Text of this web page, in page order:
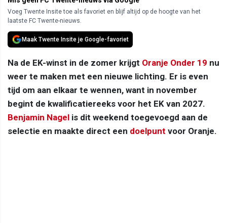
Voeg Twente Insite toe als favoriet en blijf altijd op de hoogte van het
laatste FC Twente-nieuws.
Maak Twente Insite je Google-favoriet
Na de EK-winst in de zomer krijgt Oranje Onder 19 nu
weer te maken met een nieuwe lichting. Er is even
tijd om aan elkaar te wennen, want in november
begint de kwalificatiereeks voor het EK van 2027.
Benjamin Nagel is dit weekend toegevoegd aan de
selectie en maakte direct een doelpunt voor Oranje.